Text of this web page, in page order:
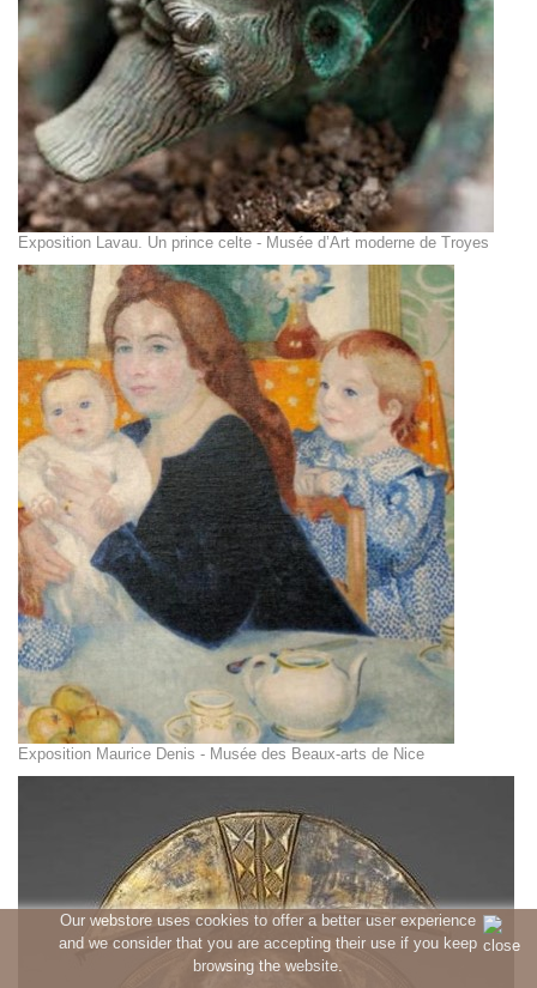
Our webstore uses cookies to offer a better user experience
and we consider that you are accepting their use if you keep
browsing the website.
Exposition Lavau. Un prince celte - Musée d’Art moderne de Troyes
Exposition Maurice Denis - Musée des Beaux-arts de Nice